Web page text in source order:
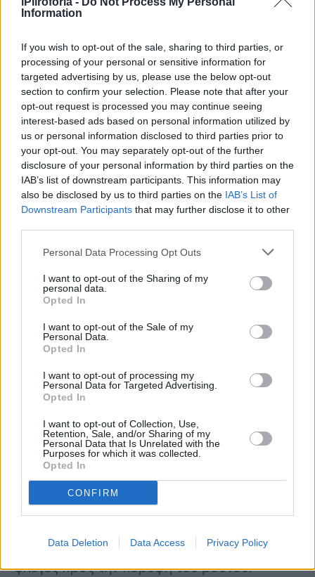
Information
If you wish to opt-out of the sale, sharing to third parties, or
processing of your personal or sensitive information for
targeted advertising by us, please use the below opt-out
section to confirm your selection. Please note that after your
opt-out request is processed you may continue seeing
interest-based ads based on personal information utilized by
us or personal information disclosed to third parties prior to
your opt-out. You may separately opt-out of the further
disclosure of your personal information by third parties on the
IAB’s list of downstream participants. This information may
also be disclosed by us to third parties on the IAB’s List of
Downstream Participants that may further disclose it to other
Personal Data Processing Opt Outs
I want to opt-out of the Sharing of my
personal data.
Opted In
I want to opt-out of the Sale of my
Personal Data.
Opted In
I want to opt-out of processing my
Personal Data for Targeted Advertising.
Opted In
I want to opt-out of Collection, Use,
Retention, Sale, and/or Sharing of my
Personal Data that Is Unrelated with the
Purposes for which it was collected.
Opted In
CONFIRM
Data Deletion Data Access Privacy Policy
Μάχη δίνουν τα εναέρια μέσα με ρίψεις
νερού
Η κατάσταση στο σημείο είναι εξαιρετικά
δύσκολη καθώς οι πυκνοί μαύροι καπνοί
δυσκολεύουν το έργο των εναέριων μέσων
πυρόσβεσης. Αξίζει να σημειωθεί ότι οι
ισχυροί άνεμοι που έπνεαν νωρίτερα στο
άλλαξαν και φορά στέλνοντας πλέον τις
φλόγες προς την κορυφή του βουνού.